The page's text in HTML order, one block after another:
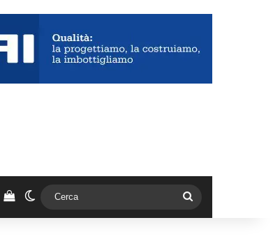
Vedi il carrello
Cambia aspetto